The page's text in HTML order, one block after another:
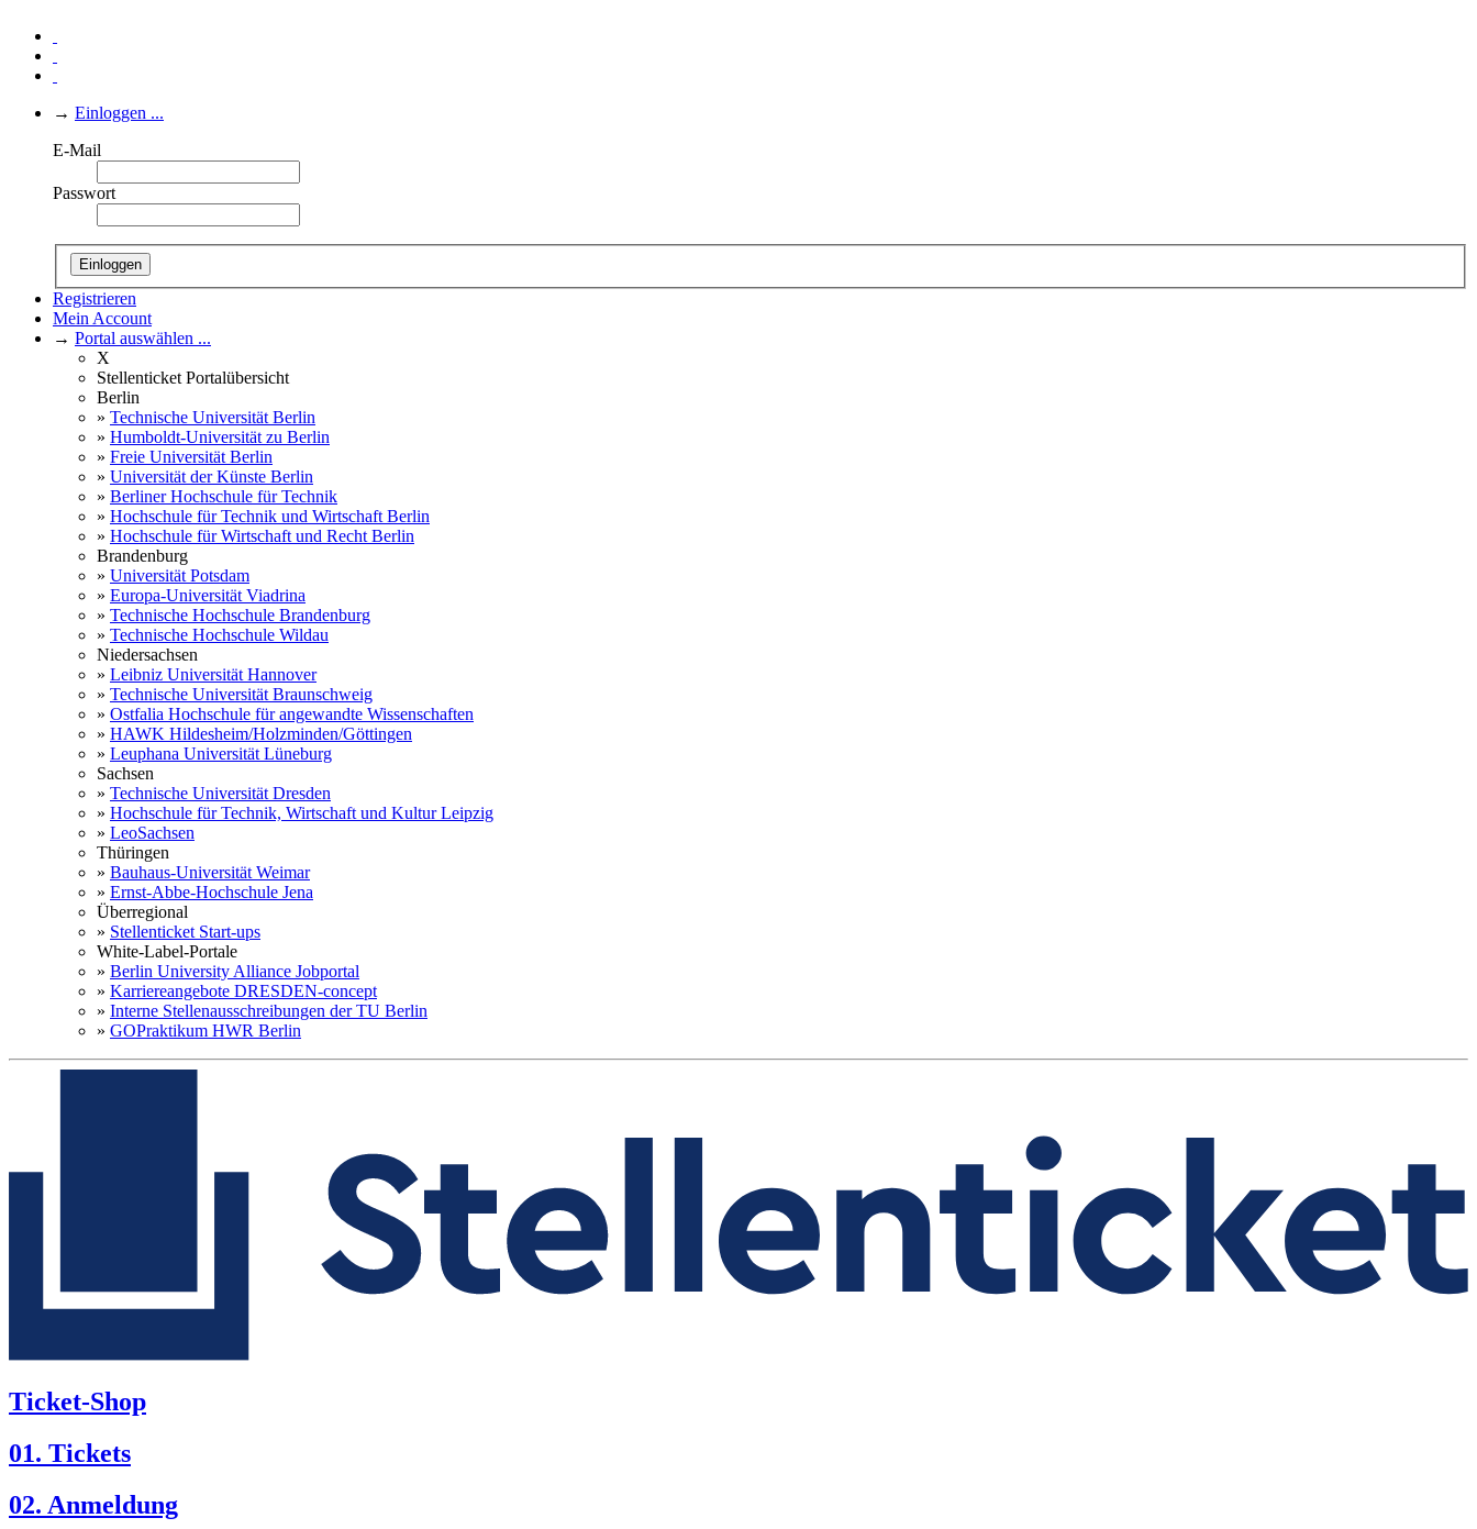
→ Einloggen ...
E-Mail
Passwort
Einloggen
Registrieren
Mein Account
→ Portal auswählen ...
X
Stellenticket Portalübersicht
Berlin
» Technische Universität Berlin
» Humboldt-Universität zu Berlin
» Freie Universität Berlin
» Universität der Künste Berlin
» Berliner Hochschule für Technik
» Hochschule für Technik und Wirtschaft Berlin
» Hochschule für Wirtschaft und Recht Berlin
Brandenburg
» Universität Potsdam
» Europa-Universität Viadrina
» Technische Hochschule Brandenburg
» Technische Hochschule Wildau
Niedersachsen
» Leibniz Universität Hannover
» Technische Universität Braunschweig
» Ostfalia Hochschule für angewandte Wissenschaften
» HAWK Hildesheim/Holzminden/Göttingen
» Leuphana Universität Lüneburg
Sachsen
» Technische Universität Dresden
» Hochschule für Technik, Wirtschaft und Kultur Leipzig
» LeoSachsen
Thüringen
» Bauhaus-Universität Weimar
» Ernst-Abbe-Hochschule Jena
Überregional
» Stellenticket Start-ups
White-Label-Portale
» Berlin University Alliance Jobportal
» Karriereangebote DRESDEN-concept
» Interne Stellenausschreibungen der TU Berlin
» GOPraktikum HWR Berlin
Ticket-Shop
01. Tickets
02. Anmeldung